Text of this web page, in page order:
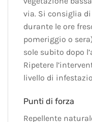
via. Si consiglia
durante le ore
pomeriggio o
sole subito dopo
Ripetere
livello di
Punti di forza
Repellente